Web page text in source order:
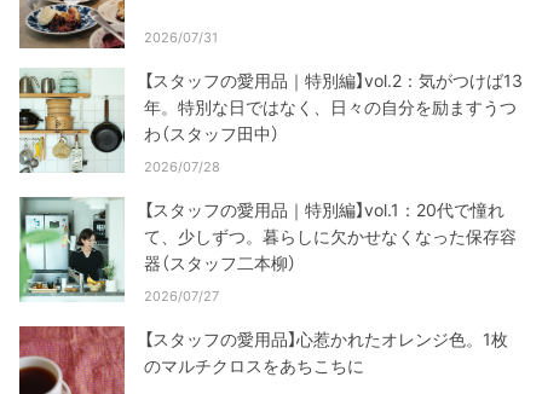
2026/07/31
【スタッフの愛用品｜特別編】vol.2：気がつけば13
年。特別な日ではなく、日々の自分を励ますうつ
わ（スタッフ田中）
2026/07/28
【スタッフの愛用品｜特別編】vol.1：20代で憧れ
て、少しずつ。暮らしに欠かせなくなった保存容
器（スタッフ二本柳）
2026/07/27
【スタッフの愛用品】心惹かれたオレンジ色。1枚
のマルチクロスをあちこちに